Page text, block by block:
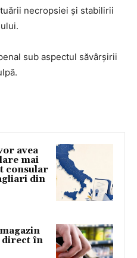
necropsiei și stabilirii
sub aspectul săvârşirii
avea
mai
consular
din
direct în